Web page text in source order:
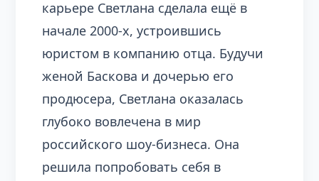
карьере Светлана сделала ещё в
начале 2000-х, устроившись
юристом в компанию отца. Будучи
женой Баскова и дочерью его
продюсера, Светлана оказалась
глубоко вовлечена в мир
российского шоу-бизнеса. Она
решила попробовать себя в